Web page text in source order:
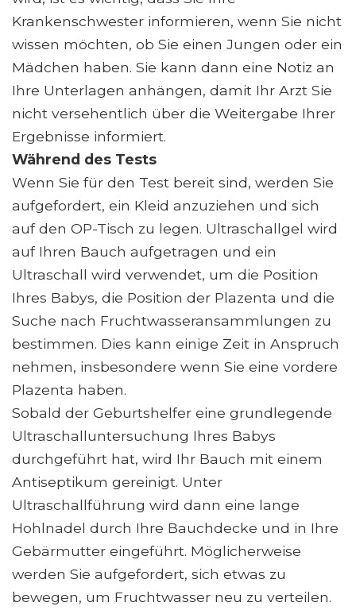
Krankenschwester informieren, wenn Sie nicht
wissen möchten, ob Sie einen Jungen oder ein
Mädchen haben. Sie kann dann eine Notiz an
Ihre Unterlagen anhängen, damit Ihr Arzt Sie
nicht versehentlich über die Weitergabe Ihrer
Ergebnisse informiert.
Während des Tests
Wenn Sie für den Test bereit sind, werden Sie
aufgefordert, ein Kleid anzuziehen und sich
auf den OP-Tisch zu legen. Ultraschallgel wird
auf Ihren Bauch aufgetragen und ein
Ultraschall wird verwendet, um die Position
Ihres Babys, die Position der Plazenta und die
Suche nach Fruchtwasseransammlungen zu
bestimmen. Dies kann einige Zeit in Anspruch
nehmen, insbesondere wenn Sie eine vordere
Plazenta haben.
Sobald der Geburtshelfer eine grundlegende
Ultraschalluntersuchung Ihres Babys
durchgeführt hat, wird Ihr Bauch mit einem
Antiseptikum gereinigt. Unter
Ultraschallführung wird dann eine lange
Hohlnadel durch Ihre Bauchdecke und in Ihre
Gebärmutter eingeführt. Möglicherweise
werden Sie aufgefordert, sich etwas zu
bewegen, um Fruchtwasser neu zu verteilen.